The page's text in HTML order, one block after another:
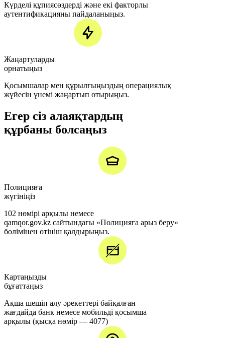
Күрделі құпиясөздерді және екі факторлы
аутентификацияны пайдаланыңыз.
Жаңартуларды
орнатыңыз
Қосымшалар мен құрылғыңыздың операциялық
жүйесін үнемі жаңартып отырыңыз.
Егер сіз алаяқтардың
құрбаны болсаңыз
Полицияға
жүгініңіз
102 нөмірі арқылы немесе
qamqor.gov.kz сайтындағы «Полицияға арыз беру»
бөлімінен өтініш қалдырыңыз.
Картаңызды
бұғаттаңыз
Ақша шешіп алу әрекеттері байқалған
жағдайда банк немесе мобильді қосымша
арқылы (қысқа нөмір — 4077)